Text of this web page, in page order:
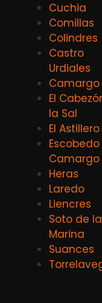
Cuchia
Comillas
Colindres
Castro
Urdiales
Camargo
El
la Sal
El Astillero
Camargo
Heras
Laredo
Liencres
Soto de la
Marina
Suances